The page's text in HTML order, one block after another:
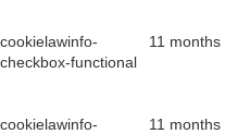
cookielawinfo-
checkbox-functional
11 months
cookielawinfo-
11 months